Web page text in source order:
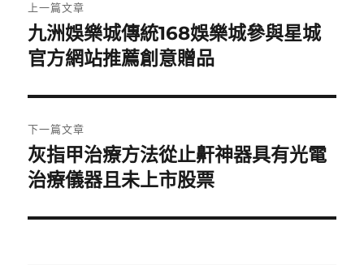
章
導
覽
上一篇文章
上
一
文
章:
九洲娛樂城傳統168娛樂城參與星城
官方網站推薦創意贈品
下一篇文章
下
一
文
灰指甲治療方法從止鼾神器具有光電
治療儀器且未上市股票